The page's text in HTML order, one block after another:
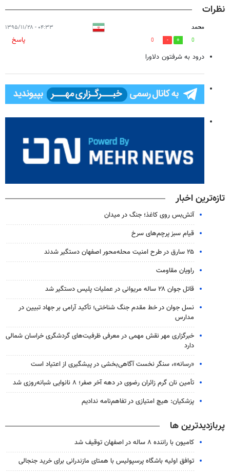
نظرات
محمد ۰۴:۳۳ - ۱۳۹۵/۱۱/۲۸
0
0
پاسخ
درود به شرفتون دلاورا
تازه‌ترین اخبار
آتش‌بس روی کاغذ؛ جنگ در میدان
قیام سبز پرچم‌های سرخ
۲۵ سارق در طرح امنیت محله‌محور اصفهان دستگیر شدند
راویان مقاومت
قاتل جوان ۲۸ ساله مریوانی در عملیات پلیس دستگیر شد
نسل جوان در خط مقدم جنگ شناختی؛ تأکید آرامی بر جهاد تبیین در
مدارس
خبرگزاری مهر نقش مهمی در معرفی ظرفیت‌های گردشگری خراسان شمالی
دارد
«رسانه»، سنگر نخست آگاهی‌بخشی در پیشگیری از اعتیاد است
تأمین نان گرم زائران رضوی در دهه آخر صفر؛ ۸ نانوایی شبانه‌روزی شد
پزشکیان: هیچ امتیازی در تفاهم‌نامه ندادیم
پربازدیدترین ها
کامیون با راننده ۸ ساله در اصفهان توقیف شد
توافق اولیه باشگاه پرسپولیس با همتای مازندرانی برای خرید جنجالی